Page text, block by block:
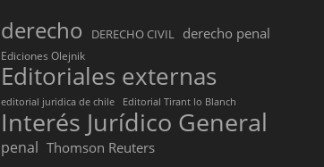
derecho DERECHO CIVIL derecho penal
Ediciones Olejnik
Editoriales externas
editorial juridica de chile Editorial Tirant lo Blanch
Interés Jurídico General
penal Thomson Reuters